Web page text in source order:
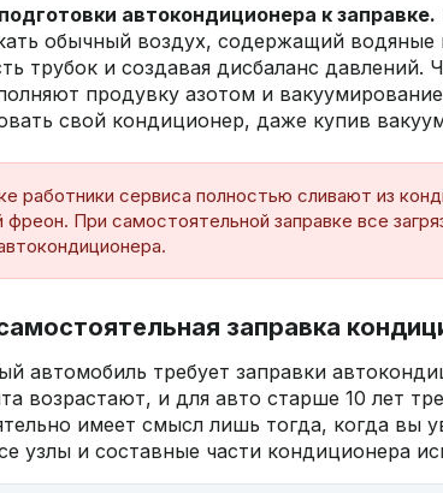
автокондиционера к заправке.
обычный воздух, содержащий
трубок и создавая дисбаланс давлений.
продувку азотом и
свой кондиционер, даже купив
работники сервиса полностью сливают из
При самостоятельной заправке все
заправка
автомобиль требует заправки
возрастают, и для авто старше 10 лет
имеет смысл лишь тогда, когда вы
узлы и составные части кондиционера